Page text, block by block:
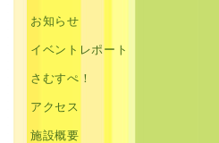
お知らせ
イベントレポート
さむすぺ！
アクセス
施設概要